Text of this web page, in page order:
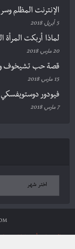
الإنترنت المظلم
5 أبريل، 2018
لماذا أربكت
20 مارس، 2018
قصة حب تشيخوف
15 مارس، 2018
فيودور
7 مارس، 2018